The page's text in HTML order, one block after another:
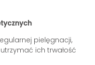
pielęgnacji,
ich trwałość